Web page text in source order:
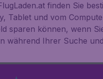
finden Sie
Tablet und vom
sparen können, wenn
während Ihrer Suche